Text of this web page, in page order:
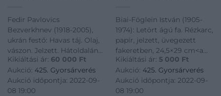
Fakeretben. 50×60 cm.
/ Fedir Pavlovics
Bezverkhnev (1918-
2005), Ukrainian
painter: Snowy
landscape. Oil on
canvas,
Fedir Pavlovics
Bezverkhnev (1918-2005),
ukrán festő: Havas táj. Olaj,
vászon. Jelzett. Hátoldalán
autográf felirattal.
Fakeretben. 50x60 cm. /
Fedir Pavlovics
Bezverkhnev (1918-2005),
Kikiáltási ár: 60 000 Ft
Aukció: 425. Gyorsárverés
Aukció időpontja: 2022-09-
08 19:00
Biai-Föglein István (1905-
1974): Letört ágú fa. Rézkarc,
papír, jelzett, üvegezett
fakeretben, 24,5×29 cm<a
href="https://
es-grafikak/Festmenyek-es-
grafikak~500001/Biai-
Foglein-Istvan-1905-
Kikiáltási ár: 5 000 Ft
Aukció: 425. Gyorsárverés
Aukció időpontja: 2022-09-
08 19:00